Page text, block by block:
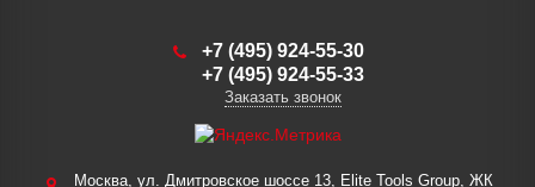
+7 (495) 924-55-30
+7 (495) 924-55-33
Заказать звонок
Москва, ул. Дмитровское шоссе 13, Elite Tools Group, ЖК